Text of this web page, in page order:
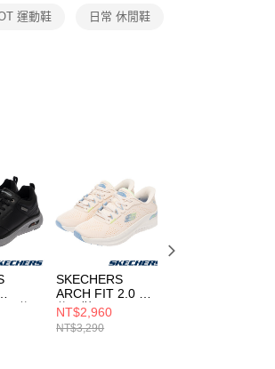
「AFTEE先享後付」服務完成之
資料，並將交易相關給付款項請
訊註冊。若發現惡意使用之情
該用戶之使用額度並採取法律行
運動鞋 日常 休閒鞋
休
SKECHERS
ARCH FIT 2.0 女
休閒鞋
150333NTMT
NT$2,960
NT$3,290